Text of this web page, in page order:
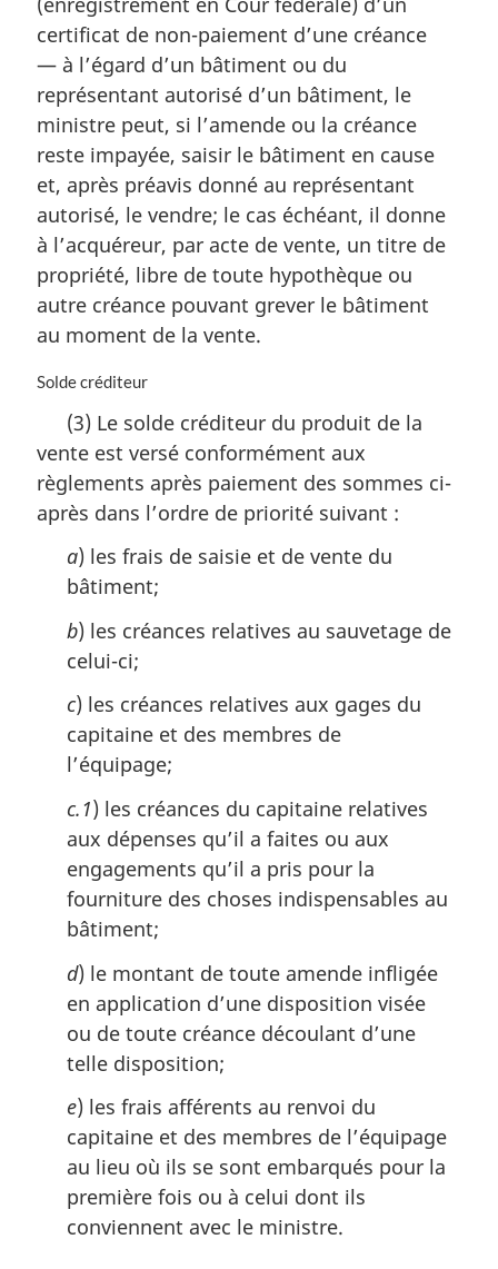
g
i
l
e
:
certificat de non-paiement d’une créance
— à l’égard d’un bâtiment ou du
représentant autorisé d’un bâtiment, le
ministre peut, si l’amende ou la créance
reste impayée, saisir le bâtiment en cause
et, après préavis donné au représentant
autorisé, le vendre; le cas échéant, il donne
à l’acquéreur, par acte de vente, un titre de
propriété, libre de toute hypothèque ou
autre créance pouvant grever le bâtiment
au moment de la vente.
N
e
m
r
Solde créditeur
(3) Le solde créditeur du produit de la
vente est versé conformément aux
règlements après paiement des sommes ci-
après dans l’ordre de priorité suivant :
a) les frais de saisie et de vente du
bâtiment;
b) les créances relatives au sauvetage de
celui-ci;
c) les créances relatives aux gages du
capitaine et des membres de
l’équipage;
c.1) les créances du capitaine relatives
aux dépenses qu’il a faites ou aux
engagements qu’il a pris pour la
fourniture des choses indispensables au
bâtiment;
d) le montant de toute amende infligée
en application d’une disposition visée
ou de toute créance découlant d’une
telle disposition;
e) les frais afférents au renvoi du
capitaine et des membres de l’équipage
au lieu où ils se sont embarqués pour la
première fois ou à celui dont ils
conviennent avec le ministre.